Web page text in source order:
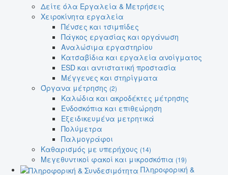
Δείτε όλα Εργαλεία & Μετρήσεις
Χειροκίνητα εργαλεία
Πένσες και τσιμπίδες
Πάγκος εργασίας και οργάνωση
Αναλώσιμα εργαστηρίου
Κατσαβίδια και εργαλεία ανοίγματος
ESD και αντιστατική προστασία
Μέγγενες και στηρίγματα
Όργανα μέτρησης (2)
Καλώδια και ακροδέκτες μέτρησης
Ενδοσκόπια και επιθεώρηση
Εξειδικευμένα μετρητικά
Πολύμετρα
Παλμογράφοι
Καθαρισμός με υπερήχους (14)
Μεγεθυντικοί φακοί και μικροσκόπια (19)
Πληροφορική &